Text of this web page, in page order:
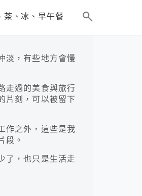
茶、冰、早午餐
淡，有些地方會慢
走過的美食與旅行
片刻，可以被留下
作之外，這些是我
段。
了，也只是生活走